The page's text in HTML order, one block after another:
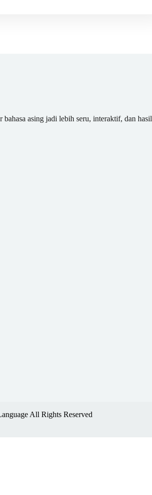
asing jadi lebih seru, interaktif, dan
All Rights Reserved